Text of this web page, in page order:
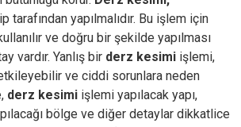
yapılmalıdır. Bu işlem için
ve doğru bir şekilde yapılması
vardır. Yanlış bir derz kesimi işlemi,
ve ciddi sorunlara neden
derz kesimi işlemi yapılacak yapı,
bölge ve diğer detaylar dikkatlice